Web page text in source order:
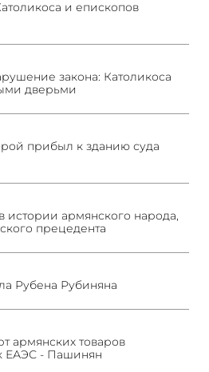
и епископов
закона: Католикоса
дверьми
прибыл к зданию суда
армянского народа,
прецедента
Рубена Рубиняна
армянских товаров
ЕАЭС - Пашинян